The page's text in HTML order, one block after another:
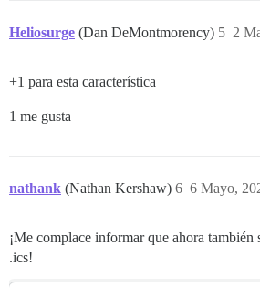
Heliosurge (Dan DeMontmorency) 2
5
+1 para esta característica
1 me gusta
nathank (Nathan Kershaw) 6 Mayo,
6
¡Me complace informar que ahora también
.ics!